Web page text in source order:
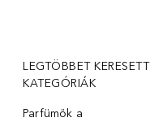
LEGTÖBBET KERESETT
KATEGÓRIÁK
Parfümök ️a